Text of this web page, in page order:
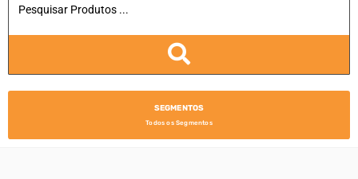
SEGMENTOS
Todos os Segmentos